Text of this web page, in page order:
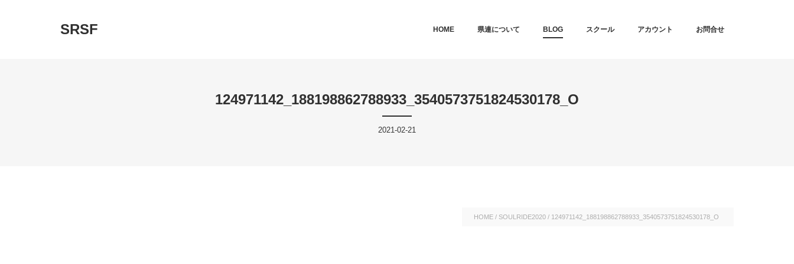
SRSF SKIP TO PRIMARY CONTENT
SKIP TO SECONDARY CONTENT
HOME 県連について BLOG スクール アカウント お問合せ
124971142_188198862788933_3540573751824530178_O
2021-02-21
HOME / SOULRIDE2020 / 124971142_188198862788933_3540573751824530178_O